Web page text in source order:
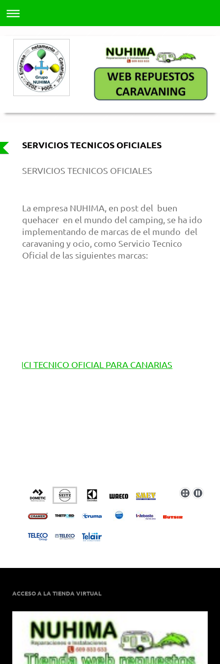
SERVICIOS TECNICOS OFICIALES
SERVICIOS TECNICOS OFICIALES
La empresa NUHIMA, en post del buen
quehacer en el mundo del camping, se ha ido
implementando de marcas de el mundo del
caravaning y ocio, como Servicio Tecnico
Oficial de las siguientes marcas:
ACCESO A LA TIENDA VIRTUAL